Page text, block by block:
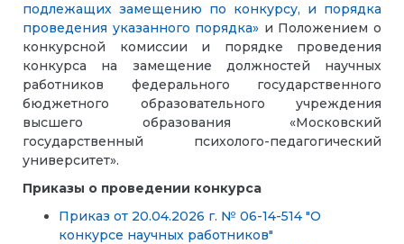
подлежащих замещению по конкурсу, и порядка
проведения указанного порядка» и Положением о
конкурсной комиссии и порядке проведения
конкурса на замещение должностей научных
работников федерального государственного
бюджетного образовательного учреждения
высшего образования «Московский
государственный психолого-педагогический
университет».
Приказы о проведении конкурса
Приказ от 20.04.2026 г. № 06-14-514 "О
конкурсе научных работников"